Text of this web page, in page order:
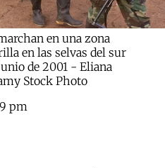
en una zona
en las selvas del sur
de 2001 - Eliana
Stock Photo
pm